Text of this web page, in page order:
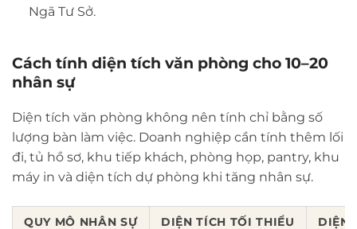
Ngã Tư Sở.
Cách tính diện tích văn phòng cho 10–20
nhân sự
Diện tích văn phòng không nên tính chỉ bằng số
lượng bàn làm việc. Doanh nghiệp cần tính thêm lối
đi, tủ hồ sơ, khu tiếp khách, phòng họp, pantry, khu
máy in và diện tích dự phòng khi tăng nhân sự.
QUY MÔ NHÂN SỰ DIỆN TÍCH TỐI THIỂU DIỆN